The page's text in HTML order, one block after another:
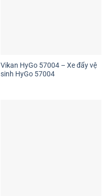
Vikan HyGo 57004 – Xe đẩy vệ
sinh HyGo 57004